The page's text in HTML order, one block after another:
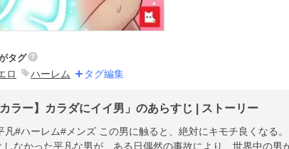
タグ
ロ ハーレム タグ編集
カラー】カラダにイイ男」のあらすじ | ストーリー
触ると、絶対にキモチ良くなる。そっと触れただけでも。それ以上だと、更
しなかった平凡な男が、ある日偶然の事故により、世界中の男